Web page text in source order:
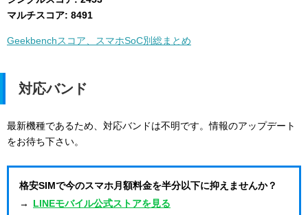
マルチスコア: 8491
Geekbenchスコア、スマホSoC別総まとめ
対応バンド
最新機種であるため、対応バンドは不明です。情報のアップデート
をお待ち下さい。
格安SIMで今のスマホ月額料金を半分以下に抑えませんか？
→
LINEモバイル公式ストアを見る